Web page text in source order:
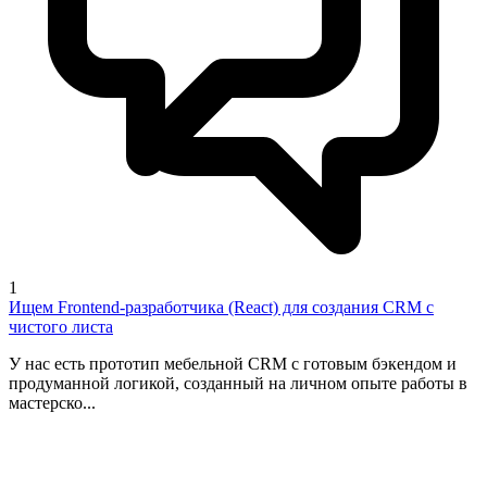
1
Ищем Frontend-разработчика (React) для создания CRM с
чистого листа
У нас есть прототип мебельной CRM с готовым бэкендом и
продуманной логикой, созданный на личном опыте работы в
мастерско...